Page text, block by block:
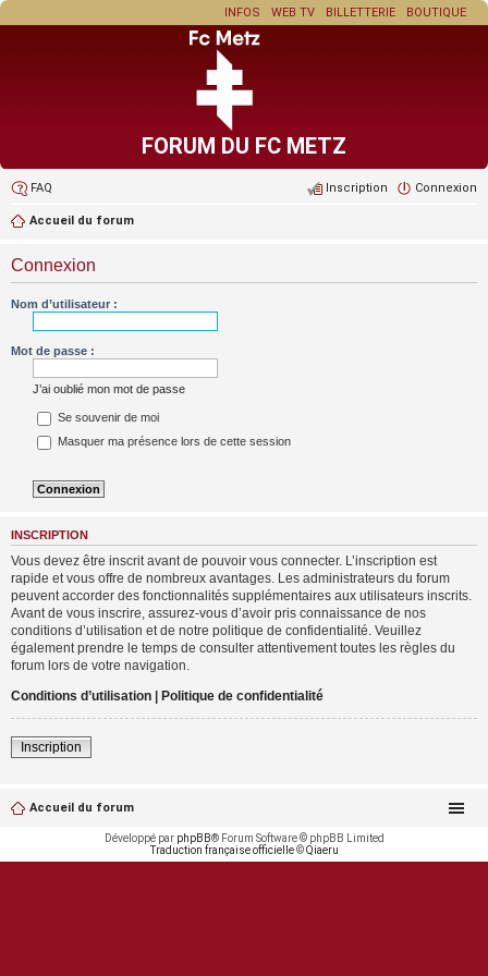
BOUTIQUE
BILLETTERIE
WEB TV
INFOS
FORUM DU FC METZ
FAQ Connexion
Inscription
Accueil du forum
Connexion
Nom d’utilisateur :
Mot de passe :
J’ai oublié mon mot de passe
Se souvenir de moi
Masquer ma présence lors de cette session
INSCRIPTION
Vous devez être inscrit avant de pouvoir vous connecter. L’inscription est
rapide et vous offre de nombreux avantages. Les administrateurs du forum
peuvent accorder des fonctionnalités supplémentaires aux utilisateurs inscrits.
Avant de vous inscrire, assurez-vous d’avoir pris connaissance de nos
conditions d’utilisation et de notre politique de confidentialité. Veuillez
également prendre le temps de consulter attentivement toutes les règles du
forum lors de votre navigation.
Conditions d’utilisation | Politique de confidentialité
Inscription
Accueil du forum
Développé par phpBB® Forum Software © phpBB Limited
Traduction française officielle©Qiaeru